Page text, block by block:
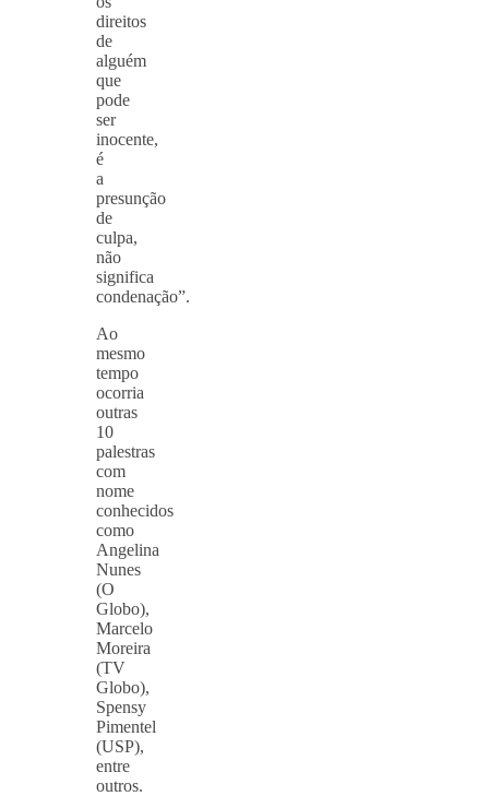
direitos
de
alguém
que
pode
ser
inocente,
é
a
presunção
de
culpa,
não
significa
condenação”.
Ao
mesmo
tempo
ocorria
outras
10
palestras
com
nome
conhecidos
como
Angelina
Nunes
(O
Globo),
Marcelo
Moreira
(TV
Globo),
Spensy
Pimentel
(USP),
entre
outros.